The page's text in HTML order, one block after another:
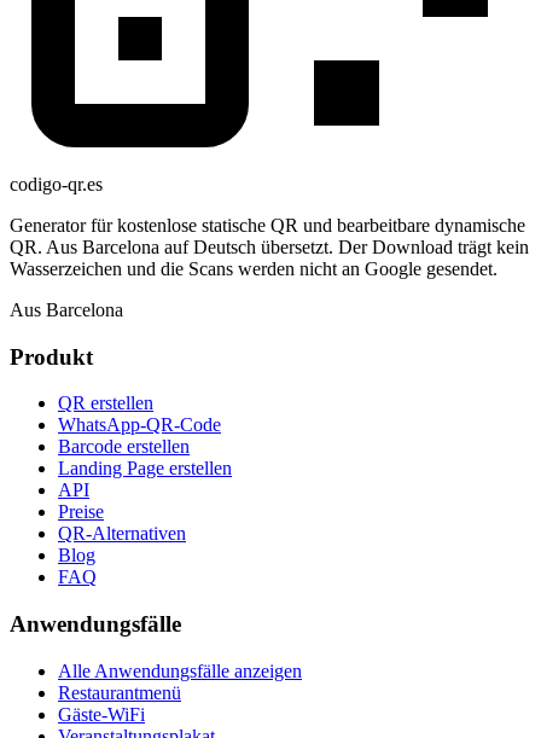
codigo-qr.es
Generator für kostenlose statische QR und bearbeitbare dynamische
QR. Aus Barcelona auf Deutsch übersetzt. Der Download trägt kein
Wasserzeichen und die Scans werden nicht an Google gesendet.
Aus Barcelona
Produkt
QR erstellen
WhatsApp-QR-Code
Barcode erstellen
Landing Page erstellen
API
Preise
QR-Alternativen
Blog
FAQ
Anwendungsfälle
Alle Anwendungsfälle anzeigen
Restaurantmenü
Gäste-WiFi